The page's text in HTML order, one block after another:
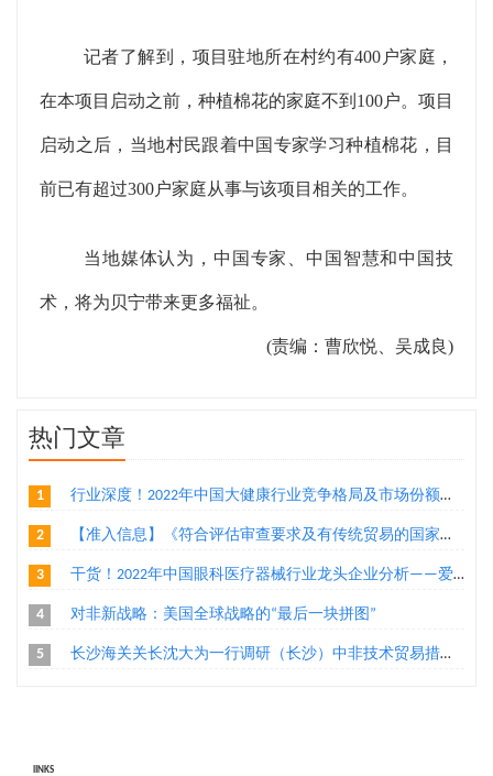
记者了解到，项目驻地所在村约有400户家庭，
在本项目启动之前，种植棉花的家庭不到100户。项目
启动之后，当地村民跟着中国专家学习种植棉花，目
前已有超过300户家庭从事与该项目相关的工作。
当地媒体认为，中国专家、中国智慧和中国技
术，将为贝宁带来更多福祉。
(责编：曹欣悦、吴成良)
热门文章
1 行业深度！2022年中国大健康行业竞争格局及市场份额分析 医药大健康市场朝着集中化方向发展
2 【准入信息】《符合评估审查要求及有传统贸易的国家或地区输华食品目录》（水产品、乳制品、植物源性食品）
3 干货！2022年中国眼科医疗器械行业龙头企业分析——爱博医疗：创新导向的眼科医疗器械厂商
4 对非新战略：美国全球战略的“最后一块拼图”
5 长沙海关关长沈大为一行调研（长沙）中非技术贸易措施研究评议基地
lINKS